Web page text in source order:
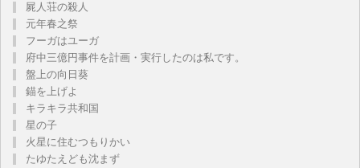
屍人荘の殺人
元年春之祭
フーガはユーガ
府中三億円事件を計画・実行したのは私です。
盤上の向日葵
錨を上げよ
キラキラ共和国
星の子
火星に住むつもりかい
たゆたえども沈まず